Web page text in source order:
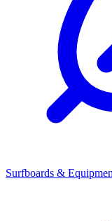
Surfboards &